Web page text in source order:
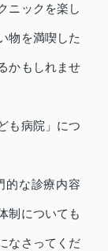
ニックを楽し
物を満喫した
かもしれませ
も病院」につ
的な診療内容
制についても
なさってくだ